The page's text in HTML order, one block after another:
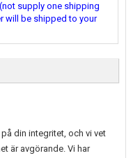
supply one shipping
will be shipped to your
din integritet, och vi vet
är avgörande. Vi har